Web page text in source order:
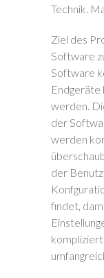
Technik.
Ziel des
Software
Software
werden.
der
werden
der
findet,